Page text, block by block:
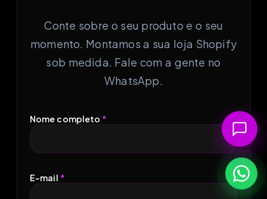
Conte sobre o seu produto e o seu
momento. Montamos a sua loja Shopify
sob medida. Fale com a gente no
WhatsApp.
Nome completo *
E-mail *